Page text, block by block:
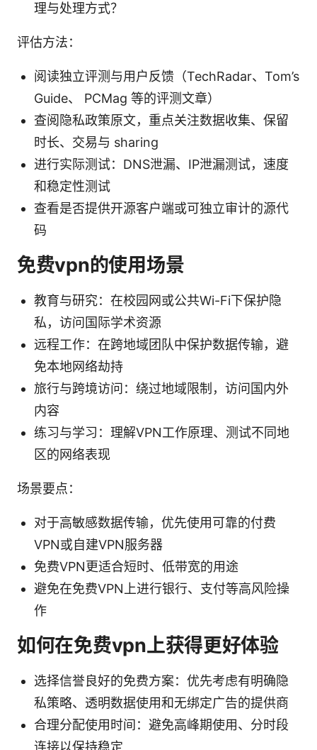
理与处理方式？
评估方法：
阅读独立评测与用户反馈（TechRadar、Tom’s
Guide、 PCMag 等的评测文章）
查阅隐私政策原文，重点关注数据收集、保留
时长、交易与 sharing
进行实际测试：DNS泄漏、IP泄漏测试，速度
和稳定性测试
查看是否提供开源客户端或可独立审计的源代
码
免费vpn的使用场景
教育与研究：在校园网或公共Wi-Fi下保护隐
私，访问国际学术资源
远程工作：在跨地域团队中保护数据传输，避
免本地网络劫持
旅行与跨境访问：绕过地域限制，访问国内外
内容
练习与学习：理解VPN工作原理、测试不同地
区的网络表现
场景要点：
对于高敏感数据传输，优先使用可靠的付费
VPN或自建VPN服务器
免费VPN更适合短时、低带宽的用途
避免在免费VPN上进行银行、支付等高风险操
作
如何在免费vpn上获得更好体验
选择信誉良好的免费方案：优先考虑有明确隐
私策略、透明数据使用和无绑定广告的提供商
合理分配使用时间：避免高峰期使用、分时段